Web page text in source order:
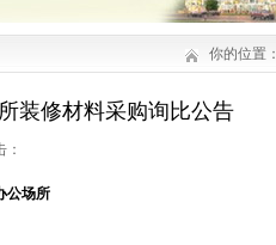
你的位置：
装修材料采购询比公告
公场所